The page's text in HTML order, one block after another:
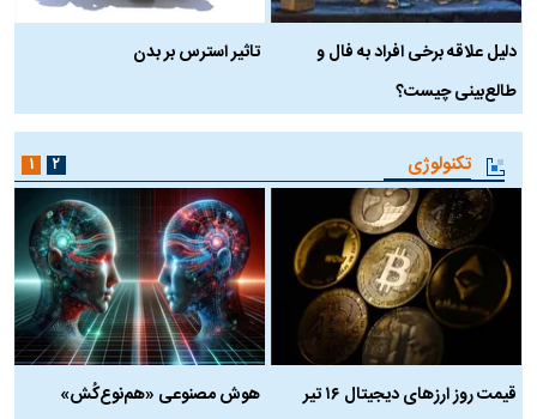
دلیل علاقه برخی افراد به فال و
طالع‌بینی چیست؟
تاثیر استرس بر بدن
تکنولوژی
قیمت روز ارز‌های دیجیتال ۱۶ تیر
هوش مصنوعی «هم‌نوع‌کُش»
۱ ۲